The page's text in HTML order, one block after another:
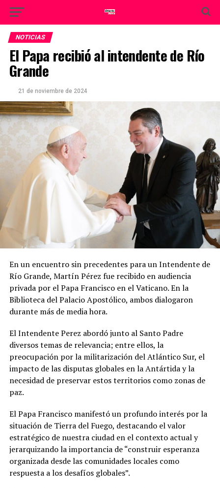
NOTICIAS
El Papa recibió al intendente de Río
Grande
21 de noviembre de 2024
En un encuentro sin precedentes para un Intendente de
Río Grande, Martín Pérez fue recibido en audiencia
privada por el Papa Francisco en el Vaticano. En la
Biblioteca del Palacio Apostólico, ambos dialogaron
durante más de media hora.
El Intendente Perez abordó junto al Santo Padre
diversos temas de relevancia; entre ellos, la
preocupación por la militarización del Atlántico Sur, el
impacto de las disputas globales en la Antártida y la
necesidad de preservar estos territorios como zonas de
paz.
El Papa Francisco manifestó un profundo interés por la
situación de Tierra del Fuego, destacando el valor
estratégico de nuestra ciudad en el contexto actual y
jerarquizando la importancia de “construir esperanza
organizada desde las comunidades locales como
respuesta a los desafíos globales”.